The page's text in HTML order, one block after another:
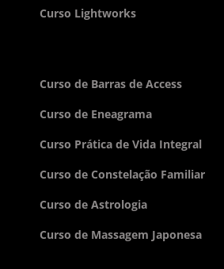
Curso Lightworks
Curso de Barras de Access
Curso de Eneagrama
Curso Prática de Vida Integral
Curso de Constelação Familiar
Curso de Astrologia
Curso de Massagem Japonesa